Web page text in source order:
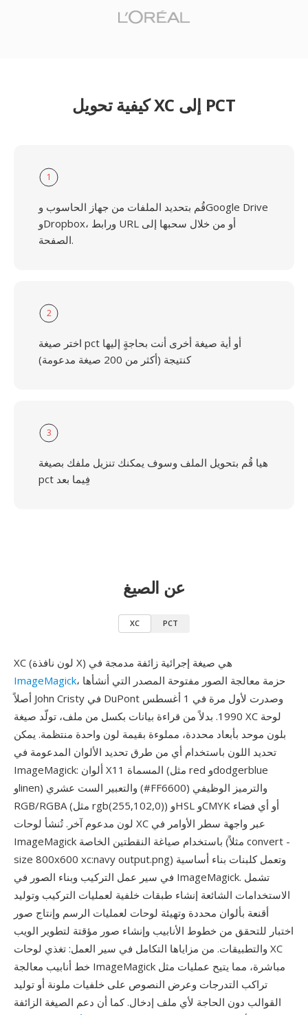
كيفية تحويل XC إلى PCT
1
قُم بتحديد الملفات من جهاز الحاسوب وGoogle Drive
وDropbox، ورابط URL أو من خلال سحبها إلى
الصفحة.
2
اختر صيغة pct أو أية صيغة أخرى أنت بحاجةٍ إليها
كنتيجة (أكثر من 200 صيغة مدعومة)
3
هيا قُم بتحويل الملف وسوف يمكنك تنزيل ملفك بصيغة
pct فِيما بعد
عن الصيغ
XC PCT
XC (لون نافذة X) هي صيغة إجرائية زائفة مدمجة في
ImageMagick، حزمة معالجة الصور مفتوحة المصدر التي أنشأها
أصلاً John Cristy في DuPont وصدرت لأول مرة في 1 أغسطس
1990. بدلاً من قراءة بيانات بكسل من ملف، تولّد صيغة XC لوحة
بلون موحد بأبعاد محددة، مملوءة بقيمة لون واحدة منتظمة. يمكن
تحديد اللون باستخدام أي من طرق تحديد الألوان المدعومة في
ImageMagick: ألوان X11 المسماة (مثل red وdodgerblue
وlinen) والتعبير الست عشري (#FF6600) والترميز الوظيفي
RGB/RGBA (مثل rgb(255,102,0)) وHSL وCMYK أو أي فضاء
لون مدعوم آخر. تُنشأ لوحات XC عبر واجهة سطر الأوامر في
ImageMagick باستخدام صياغة النقطتين الخاصة (مثلاً convert -
size 800x600 xc:navy output.png) وتعمل كلبنات بناء أساسية
في سير عمل التركيب وبناء الصور في ImageMagick. تشمل
الاستخدامات الشائعة إنشاء طبقات خلفية لعمليات التركيب وتوليد
أقنعة بألوان محددة وتهيئة لوحات لعمليات الرسم وإنتاج صور
اختبار للتحقق من خطوط الأنابيب وإنشاء صور مؤقتة لتطوير الويب
والتطبيقات. من مزاياها التكامل في سير العمل: تغذي لوحات XC
خط أنابيب معالجة ImageMagick مباشرة، مما يتيح عمليات مثل
تراكب التدرجات وعرض النصوص على خلفيات ملونة أو توليد
القوالب دون الحاجة لأي ملف إدخال. كما أن دعم الصيغة الزائفة